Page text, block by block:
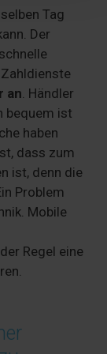
der Dienste
unseren
nutzen.
Tag
Der
an. Händler
bequem ist
haben
dass zum
ist, denn die
Problem
Mobile
Regel eine